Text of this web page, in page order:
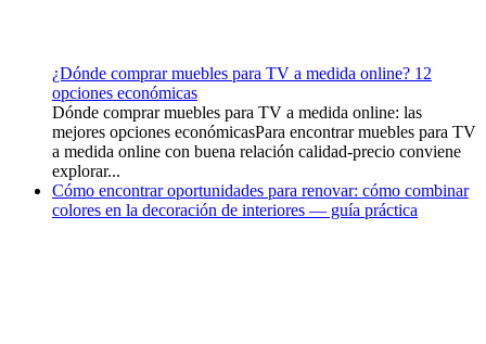
¿Dónde comprar muebles para TV a medida online? 12
opciones económicas
Dónde comprar muebles para TV a medida online: las
mejores opciones económicasPara encontrar muebles para TV
a medida online con buena relación calidad-precio conviene
explorar...
Cómo encontrar oportunidades para renovar: cómo combinar
colores en la decoración de interiores — guía práctica